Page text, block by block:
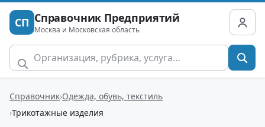
СП Справочник Предприятий
Москва и Московская область
Справочник Одежда, обувь, текстиль
Трикотажные изделия